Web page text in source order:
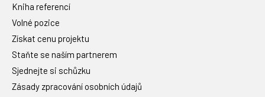
Kniha referencí
Volné pozice
Získat cenu projektu
Staňte se naším partnerem
Sjednejte si schůzku
Zásady zpracování osobních údajů